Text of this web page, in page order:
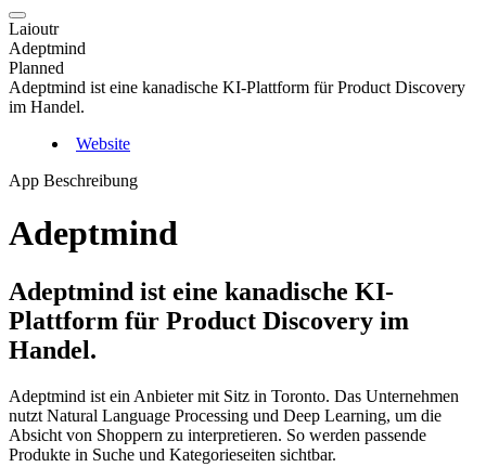
Laioutr
Adeptmind
Planned
Adeptmind ist eine kanadische KI-Plattform für Product Discovery
im Handel.
Website
App Beschreibung
Adeptmind
Adeptmind ist eine kanadische KI-
Plattform für Product Discovery im
Handel.
Adeptmind ist ein Anbieter mit Sitz in Toronto. Das Unternehmen
nutzt Natural Language Processing und Deep Learning, um die
Absicht von Shoppern zu interpretieren. So werden passende
Produkte in Suche und Kategorieseiten sichtbar.